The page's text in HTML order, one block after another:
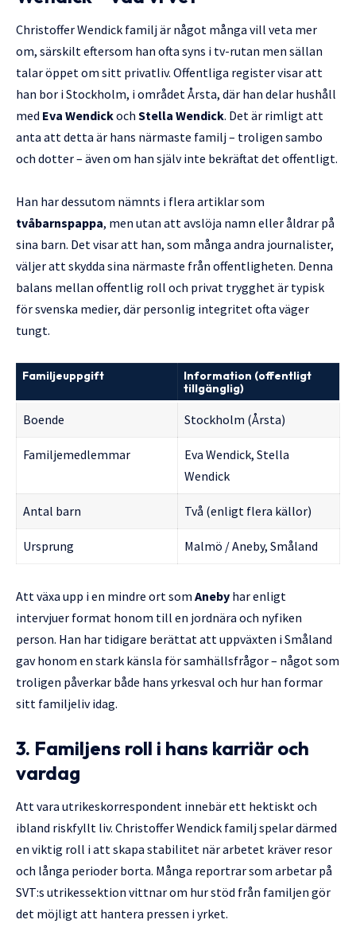
Christoffer Wendick familj är något många vill veta mer
om, särskilt eftersom han ofta syns i tv-rutan men sällan
talar öppet om sitt privatliv. Offentliga register visar att
han bor i Stockholm, i området Årsta, där han delar hushåll
med Eva Wendickoch Stella Wendick. Det är rimligt att
anta att detta är hans närmaste familj – troligen sambo
och dotter – även om han själv inte bekräftat det offentligt.
Han har dessutom nämnts i flera artiklar som
tvåbarnspappa, men utan att avslöja namn eller åldrar på
sina barn. Det visar att han, som många andra journalister,
väljer att skydda sina närmaste från offentligheten. Denna
balans mellan offentlig roll och privat trygghet är typisk
för svenska medier, där personlig integritet ofta väger
tungt.
Familjeuppgift
Information (offentligt
tillgänglig)
Boende Stockholm (Årsta)
Familjemedlemmar
Eva Wendick, Stella
Wendick
Antal barn Två (enligt flera källor)
Ursprung Malmö / Aneby, Småland
Att växa upp i en mindre ort som Aneby har enligt
intervjuer format honom till en jordnära och nyfiken
person. Han har tidigare berättat att uppväxten i Småland
gav honom en stark känsla för samhällsfrågor – något som
troligen påverkar både hans yrkesval och hur han formar
sitt familjeliv idag.
3. Familjens roll i hans karriär och
vardag
Att vara utrikeskorrespondent innebär ett hektiskt och
ibland riskfyllt liv. Christoffer Wendick familj spelar därmed
en viktig roll i att skapa stabilitet när arbetet kräver resor
och långa perioder borta. Många reportrar som arbetar på
SVT:s utrikessektion vittnar om hur stöd från familjen gör
det möjligt att hantera pressen i yrket.